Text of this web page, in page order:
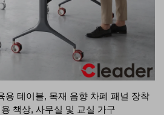
용 테이블, 목재 음향 차폐 패널 장착
책상, 사무실 및 교실 가구